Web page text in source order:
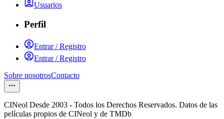
Usuarios
Perfil
Entrar / Registro
Entrar / Registro
Sobre nosotrosContacto
CINeol Desde 2003 - Todos los Derechos Reservados. Datos de las
películas propios de CINeol y de TMDb